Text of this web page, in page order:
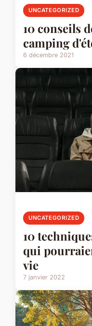
UNCATEGORIZED
10 conseils
camping
6 décembre 2021
UNCATEGORIZED
10
qui
vie
7 janvier 2022